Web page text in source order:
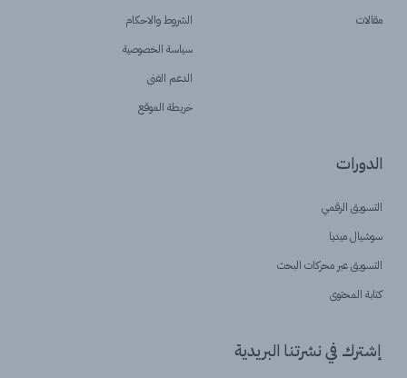
مقالات
الشروط والاحكام
سياسة الخصوصية
الدعم الفنى
خريطة الموقع
الدورات
التسويق الرقمي
سوشيال ميديا
التسويق عبر محركات البحث
كتابة المحتوى
إشترك في نشرتنا البريدية